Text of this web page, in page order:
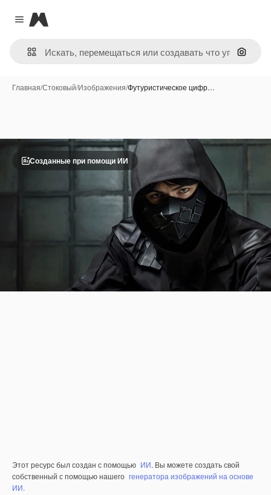
Close menu
Magnific
Поиск
Главная/Стоковый/Изображения/Футуристическое цифр…
Созданные при помощи ИИ
Этот ресурс был создан с помощью ИИ. Вы можете создать свой
собственный с помощью нашего генератора изображений на основе
ИИ.